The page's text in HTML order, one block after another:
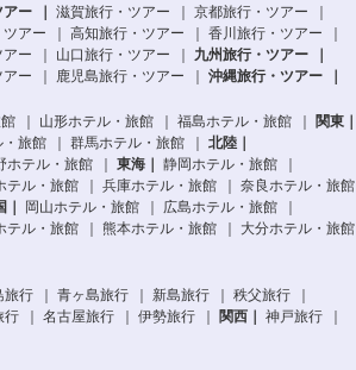
アー
滋賀旅行・ツアー
京都旅行・ツアー
アー
高知旅行・ツアー
香川旅行・ツアー
ー
山口旅行・ツアー
九州旅行・ツアー
ー
鹿児島旅行・ツアー 沖縄旅行・ツアー
山形ホテル・旅館 福島ホテル・旅館
関東
・旅館
群馬ホテル・旅館
北陸
ホテル・旅館
東海
静岡ホテル・旅館
テル・旅館
兵庫ホテル・旅館
奈良ホテル・旅館
岡山ホテル・旅館
広島ホテル・旅館
テル・旅館
熊本ホテル・旅館 大分ホテル・旅館
旅行 青ヶ島旅行 新島旅行
秩父旅行
行
名古屋旅行 伊勢旅行 関西 神戸旅行